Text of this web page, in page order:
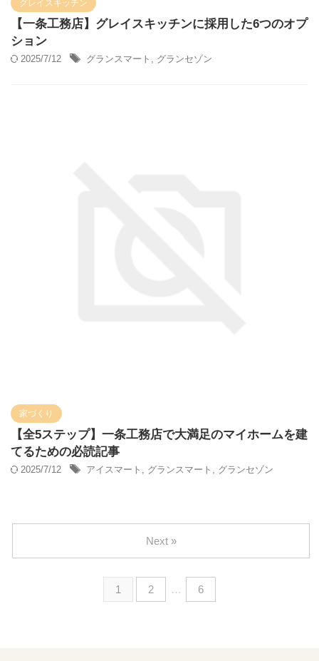
グレイスキッチン
【一条工務店】グレイスキッチンに採用した6つのオプ
ション
2025/7/12 グランスマート グランセゾン
家づくり
【全5ステップ】一条工務店で大満足のマイホームを建
てるための必読記事
2025/7/12 アイスマート グランスマート グランセゾン
1 2 … 6
Next »